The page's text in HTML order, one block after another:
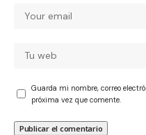
Guarda mi nombre, correo
próxima vez que comente.